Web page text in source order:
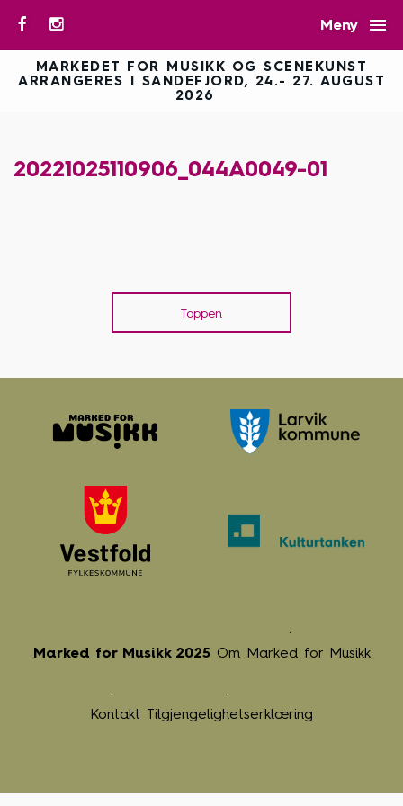
Meny 
MARKEDET FOR MUSIKK OG SCENEKUNST
ARRANGERES I SANDEFJORD, 24.- 27. AUGUST
2026
20221025110906_044A0049-01
Toppen
Marked for Musikk 2025 Om Marked for Musikk
Kontakt Tilgjengelighetserklæring